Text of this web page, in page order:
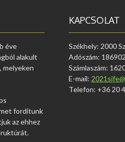
éve
alakult
melyeken
fordítunk
az ehhez
KAPCSOLAT
Székhely: 2000
Adószám:
Számlaszám:
E-mail:
Telefon: +36 20